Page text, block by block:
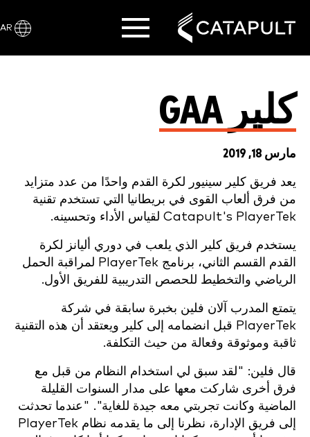
كلير GAA
مارس 18, 2019
يعد فريق كلير سينيور لكرة القدم واحدًا من عدد متزايد
من فرق ألعاب القوى في بريطانيا التي تستخدم تقنية
Catapult's PlayerTek لقياس الأداء وتحسينه.
يستخدم فريق كلير الذي يلعب في دوري أليانز لكرة
القدم القسم الثاني، برنامج PlayerTek لمراقبة الحمل
الرياضي والتخطيط للحصص التدريبية للفريق الأول.
يتمتع المدرب آلان فلين بخبرة سابقة في شركة
PlayerTek قبل انضمامه إلى كلير ويعتقد أن هذه التقنية
ثاقبة وموثوقة وفعالة من حيث التكلفة.
قال فلين: "لقد سبق لي استخدام النظام من قبل مع
فرق أخرى شاركت معها على مدار السنوات القليلة
الماضية وكانت تجربتي معه جيدة للغاية". "عندما تحدثت
إلى فريق الإدارة، نظرنا إلى ما يقدمه نظام PlayerTek